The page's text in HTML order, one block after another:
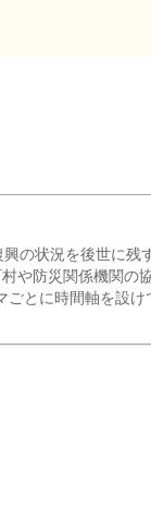
の状況を後世に残
や防災関係機関の
ごとに時間軸を設